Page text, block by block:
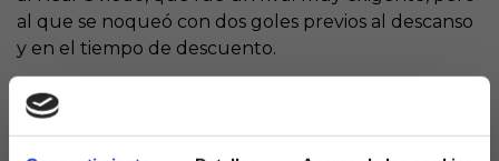
al que se noqueó con dos goles previos al descanso
y en el tiempo de descuento.
3 VICTORIAS EN 4
PARTIDOS DISPUTADOS